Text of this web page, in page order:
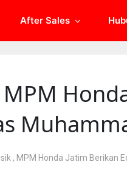
After Sales
, MPM Honda Jatim Berikan